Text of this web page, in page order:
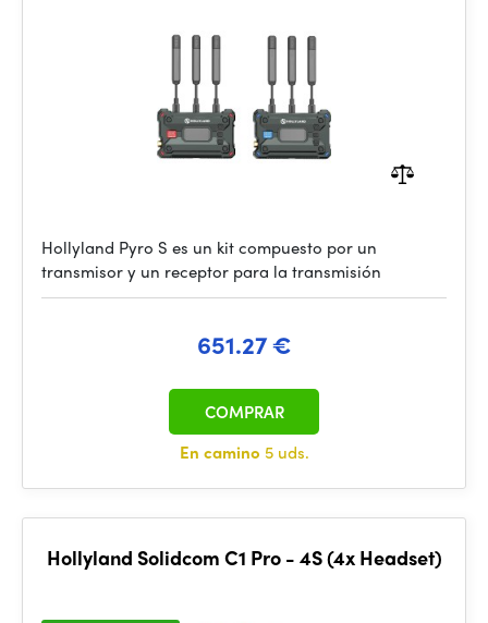
Hollyland Pyro S es un kit compuesto por un
transmisor y un receptor para la transmisión
651.27 €
En camino 5 uds.
COMPRAR
Hollyland Solidcom C1 Pro - 4S (4x Headset)